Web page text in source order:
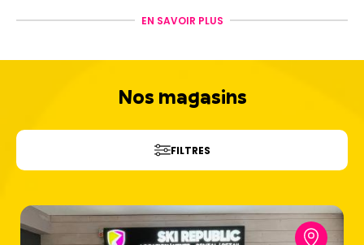
Réservez votre location de ski à Gourette avec Ski
EN SAVOIR PLUS
Nos magasins
FILTRES